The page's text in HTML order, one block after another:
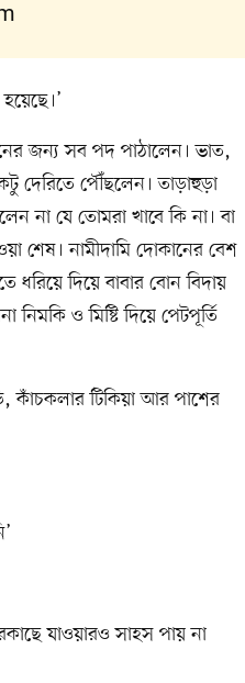
জন্য সব পদ পাঠালেন। ভাত,
দেরিতে পৌঁছলেন। তাড়াহুড়া
না যে তোমরা খাবে কি না। বা
শেষ। নামীদামি দোকানের বেশ
ধরিয়ে দিয়ে বাবার বোন বিদায়
ও মিষ্টি দিয়ে পেটপূর্তি
কাঁচকলার টিকিয়া আর পাশের
যাওয়ারও সাহস পায় না